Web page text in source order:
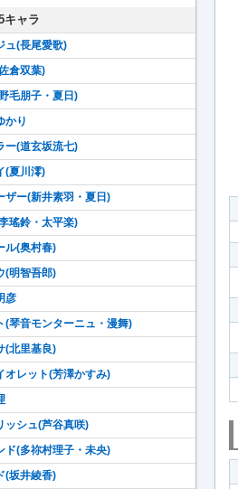
キャラ
ュ(長尾愛歌)
倉双葉)
毛朋子・夏日)
かり
ー(道玄坂流七)
(夏川澪)
ザー(新井素羽・夏日)
瑤鈴・太平楽)
ル(奥村春)
(明智吾郎)
彦
(琴音モンターニュ・漫舞)
(北里基良)
オレット(芳澤かすみ)
ッシュ(芦谷真咲)
ド(多祢村理子・未央)
(坂井綾香)